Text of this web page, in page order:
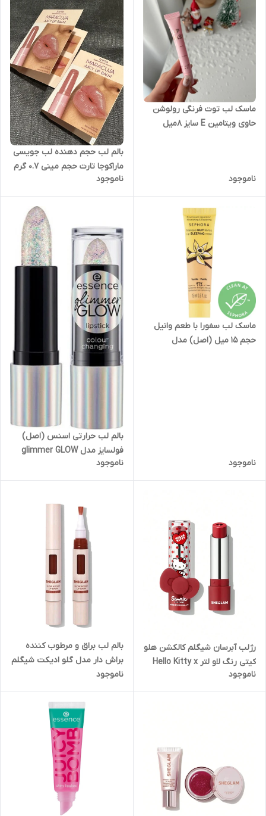
ماسک لب توت فرنگی رولوشن
حاوی ویتامین E سایز ۸میل
ناموجود
بالم لب حجم دهنده لب جویسی
ماراکوجا تارت حجم مینی ۰.۷ گرم
(اصل)
ناموجود
ماسک لب سفورا با طعم وانیل
حجم ۱۵ میل (اصل) مدل
ناموجود
بالم لب حرارتی اسنس (اصل)
فولسایز مدل glimmer GLOW
lipstick
ناموجود
رژلب آبرسان شیگلم کالکشن هلو
کیتی رنگ لاو لتر Hello Kitty x
SHEGLAM Be My Baby
Hydrating Lipstick love letter
ناموجود
بالم لب براق و مرطوب کننده
براش دار مدل گلو ادیکت شیگلم
(اصل) Sheglam Glow Addictناموجود